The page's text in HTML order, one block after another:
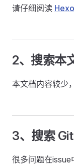
请仔细阅读
2、搜索本
本文档内容较少
3、搜索
很多问题在issue